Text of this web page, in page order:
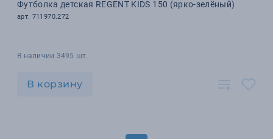
Футболка детская REGENT KIDS 150 (ярко-зелёный)
арт. 711970.272
В наличии 3495 шт.
В корзину